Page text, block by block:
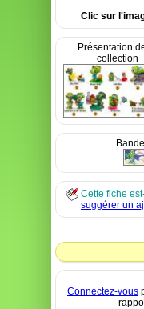
Clic sur
Présentation
collection
Cette fiche
suggérer un
Connectez-vous